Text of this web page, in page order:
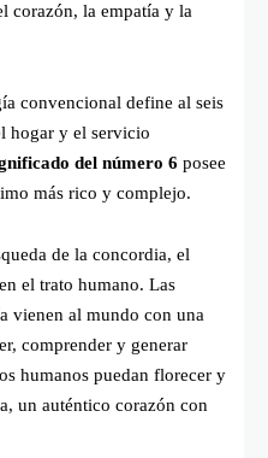
corazón, la empatía y la
convencional define al seis
hogar y el servicio
del número 6 posee
más rico y complejo.
de la concordia, el
el trato humano. Las
vienen al mundo con una
comprender y generar
humanos puedan florecer y
un auténtico corazón con